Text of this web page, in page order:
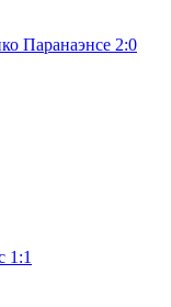
Паранаэнсе 2:0
1:1